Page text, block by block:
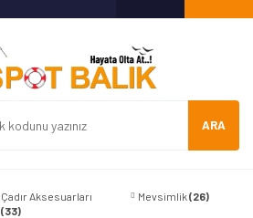
ARA
Çadır Aksesuarları
(33)
Mevsimlik(26)